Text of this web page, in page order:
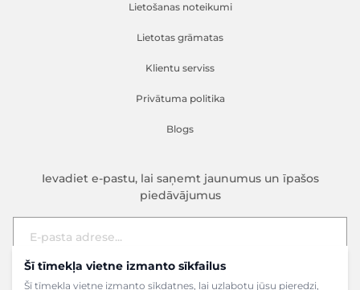
Šī tīmekļa vietne izmanto sīkfailus
Šī tīmekļa vietne izmanto sīkdatnes, lai uzlabotu jūsu pieredzi,
Lietošanas noteikumi
Lietotas grāmatas
Klientu serviss
Privātuma politika
Blogs
Ievadiet e-pastu, lai saņemt jaunumus un īpašos
piedāvājumus
E-pasta adrese
Pieteikties